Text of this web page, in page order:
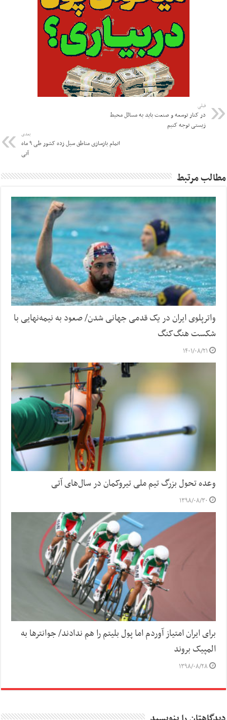
قبلی
در کنار توسعه و صنعت باید به مسائل محیط
زیستی توجه کنیم
بعدی
اتمام بازسازی مناطق سیل زده کشور طی ۹ ماه
آتی
مطالب مرتبط
واترپلوی ایران در یک قدمی جهانی شدن/ صعود به نیمه‌نهایی با
شکست هنگ‌کنگ
۱۴۰۱/۰۸/۲۱
وعده تحول بزرگ تیم ملی تیروکمان در سال‌های آتی
۱۳۹۸/۰۸/۳۰
برای ایران امتیاز آوردم اما پول بلیتم را هم ندادند/ جوانترها به
المپیک بروند
۱۳۹۸/۰۸/۲۸